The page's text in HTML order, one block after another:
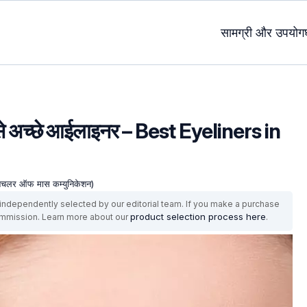
सामग्री और उपयोग
अच्छे आईलाइनर – Best Eyeliners in
ऑफ मास कम्युनिकेशन)
selected by our editorial team. If you make a purchase
Learn more about ourproduct selection process here.